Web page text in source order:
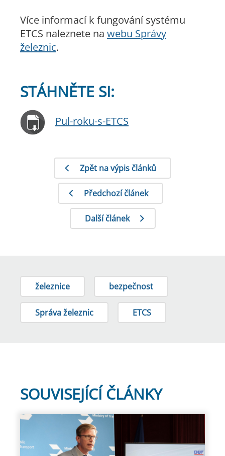
Více informací k fungování systému
ETCS naleznete na webu Správy
železnic.
STÁHNĚTE SI:
Pul-roku-s-ETCS
Zpět na výpis článků
Předchozí článek
Další článek
železnice bezpečnost
Správa železnic ETCS
SOUVISEJÍCÍ ČLÁNKY